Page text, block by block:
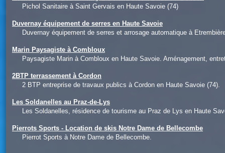
Pichol Sanitaire à Saint Gervais en Haute Savoie (74)
Duvernay équipement de serres en Haute Savoie
Duvernay équipement de serres et arrosage automatique à
Marin Paysagiste à Combloux
Paysagiste Marin à Combloux en Haute Savoie. Aménagement,
2BTP terrassement à Cordon
2 BTP entreprise de travaux publics à Cordon en Haute Savoie (74).
Les Soldanelles au Praz-de-Lys
Les Soldanelles, résidence de tourisme au Praz de Lys en Haute
Pierrots Sports - Location de skis Notre Dame de Bellecombe
Pierrot Sports à Notre Dame de Bellecombe.